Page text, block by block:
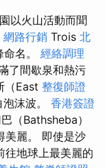
以火山活動而聞
網路行銷 Trois 北
名。 經絡調理
了間歇泉和熱污
（East 整復師證
沫波。 香港簽證
（Bathsheba）
美麗。 即使是沙
往地球上最美麗的